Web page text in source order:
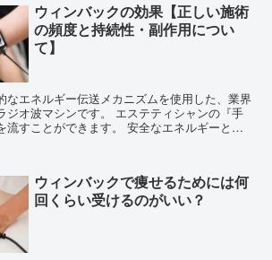
ウィンバックの効果【正しい施術
の頻度と持続性・副作用につい
て】
なエネルギー伝送メカニズムを使用した、業界
です。 エステティシャンの『手
できます。 安全なエネルギーと、
ウィンバックで痩せるためには何
回くらい受けるのがいい？